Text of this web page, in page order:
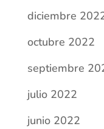
diciembre
octubre 2022
septiembre
julio 2022
junio 2022